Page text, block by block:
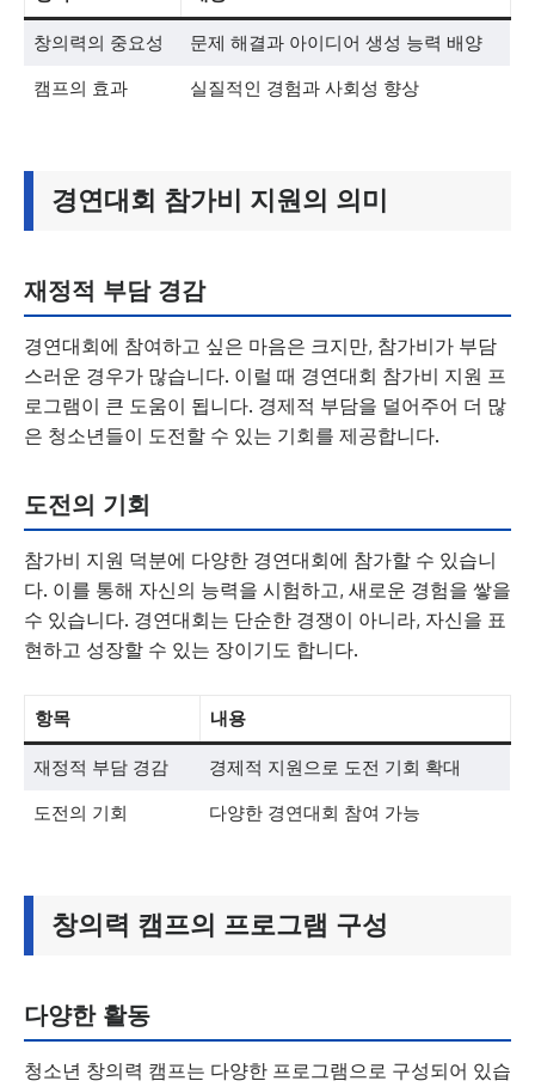
창의력의 중요성 문제 해결과 아이디어 생성 능력 배양
캠프의 효과 실질적인 경험과 사회성 향상
경연대회 참가비 지원의 의미
재정적 부담 경감
경연대회에 참여하고 싶은 마음은 크지만, 참가비가 부담
스러운 경우가 많습니다. 이럴 때 경연대회 참가비 지원 프
로그램이 큰 도움이 됩니다. 경제적 부담을 덜어주어 더 많
은 청소년들이 도전할 수 있는 기회를 제공합니다.
도전의 기회
참가비 지원 덕분에 다양한 경연대회에 참가할 수 있습니
다. 이를 통해 자신의 능력을 시험하고, 새로운 경험을 쌓을
수 있습니다. 경연대회는 단순한 경쟁이 아니라, 자신을 표
현하고 성장할 수 있는 장이기도 합니다.
항목 내용
재정적 부담 경감 경제적 지원으로 도전 기회 확대
도전의 기회 다양한 경연대회 참여 가능
창의력 캠프의 프로그램 구성
다양한 활동
청소년 창의력 캠프는 다양한 프로그램으로 구성되어 있습